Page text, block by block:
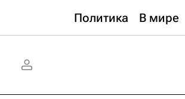
Политика В мире